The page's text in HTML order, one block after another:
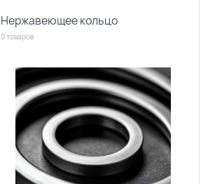
Нержавеющее кольцо
0 товаров